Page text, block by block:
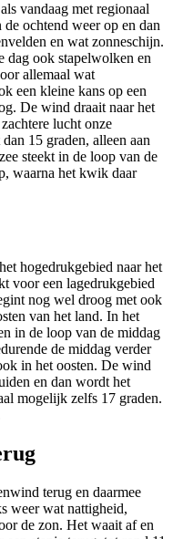
vandaag met regionaal
ochtend weer op en dan
en wat zonneschijn.
dag ook stapelwolken en
allemaal wat
een kleine kans op een
De wind draait naar het
lucht onze
15 graden, alleen aan
steekt in de loop van de
waarna het kwik daar
hogedrukgebied naar het
voor een lagedrukgebied
nog wel droog met ook
van het land. In het
in de loop van de middag
de middag verder
in het oosten. De wind
en dan wordt het
mogelijk zelfs 17 graden.
terug en daarmee
weer wat nattigheid,
de zon. Het waait af en